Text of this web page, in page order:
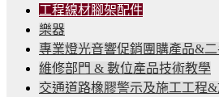
工程線材腳架配件
樂器
專業燈光音響促銷團購產品&二
維修部門 & 數位產品技術教學
交通道路橡膠警示及施工工程